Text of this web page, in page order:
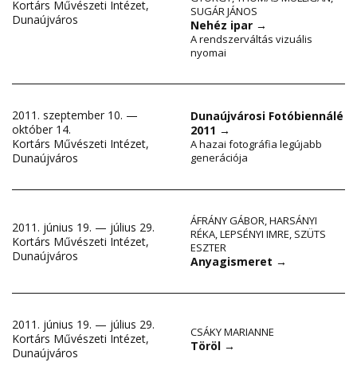
Kortárs Művészeti Intézet,
Dunaújváros
SUGÁR JÁNOS
Nehéz ipar →
A rendszerváltás vizuális
nyomai
2011. szeptember 10. —
október 14.
Kortárs Művészeti Intézet,
Dunaújváros
Dunaújvárosi Fotóbiennálé
2011 →
A hazai fotográfia legújabb
generációja
2011. június 19. — július 29.
Kortárs Művészeti Intézet,
Dunaújváros
ÁFRÁNY GÁBOR,HARSÁNYI
RÉKA,LEPSÉNYI IMRE, SZÜTS
ESZTER
Anyagismeret →
2011. június 19. — július 29.
Kortárs Művészeti Intézet,
Dunaújváros
CSÁKY MARIANNE
Töröl →